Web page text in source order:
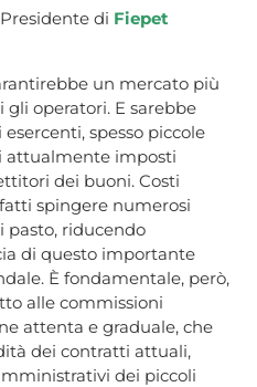
Presidente di Fiepet
un mercato più
operatori. E sarebbe
spesso piccole
attualmente imposti
dei buoni. Costi
spingere numerosi
pasto, riducendo
di questo importante
È fondamentale, però,
alle commissioni
attenta e graduale, che
dei contratti attuali,
dei piccoli